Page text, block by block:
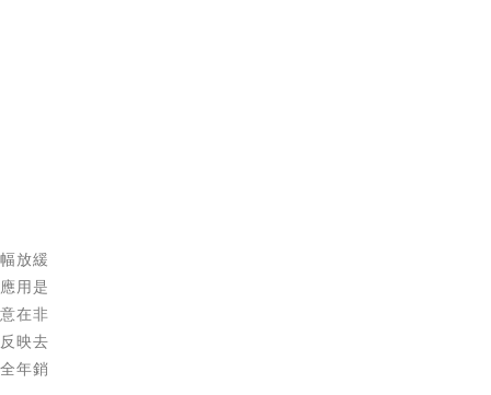
放緩
用是
在非
映去
年銷